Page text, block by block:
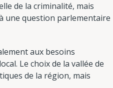
de la criminalité, mais
une question parlementaire
aux besoins
Le choix de la vallée de
de la région, mais